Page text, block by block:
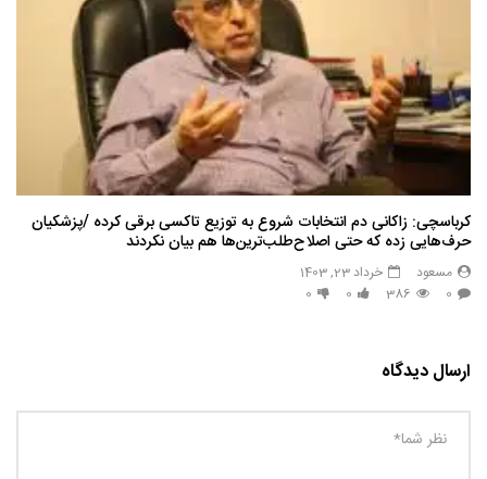
کرباسچی: زاکانی دم انتخابات شروع به توزیع تاکسی برقی کرده /پزشکیان
حرف‌هایی زده که حتی اصلاح‌طلب‌ترین‌ها هم بیان نکردند
مسعود
خرداد 23, 1403
0
386
0
0
ارسال دیدگاه